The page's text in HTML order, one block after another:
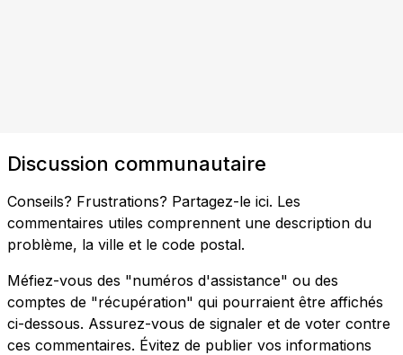
Discussion communautaire
Conseils? Frustrations? Partagez-le ici. Les
commentaires utiles comprennent une description du
problème, la ville et le code postal.
Méfiez-vous des "numéros d'assistance" ou des
comptes de "récupération" qui pourraient être affichés
ci-dessous. Assurez-vous de signaler et de voter contre
ces commentaires. Évitez de publier vos informations